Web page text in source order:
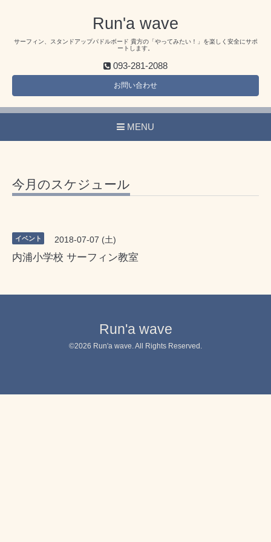
Run'a wave
サーフィン、スタンドアップパドルボード 貴方の「やってみたい！」を楽しく安全にサポ
ートします。
093-281-2088
お問い合わせ
MENU
今月のスケジュール
イベント 2018-07-07 (土)
内浦小学校 サーフィン教室
Run'a wave
©2026 Run'a wave . All Rights Reserved.